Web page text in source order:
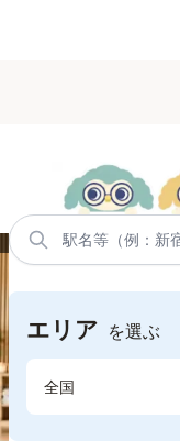
エリア を選ぶ
全国